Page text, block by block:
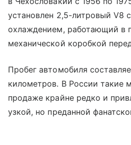
установлен 2,5-литровый V8
охлаждением, работающий в
механической коробкой
Пробег автомобиля
километров. В России такие
продаже крайне редко и
узкой, но преданной